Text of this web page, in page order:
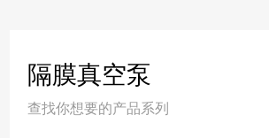
隔膜真空泵
查找你想要的产品系列